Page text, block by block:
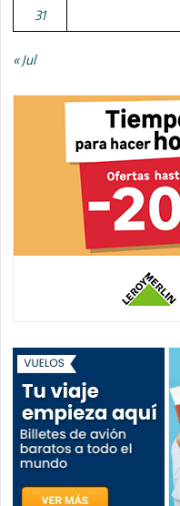
31
« Jul